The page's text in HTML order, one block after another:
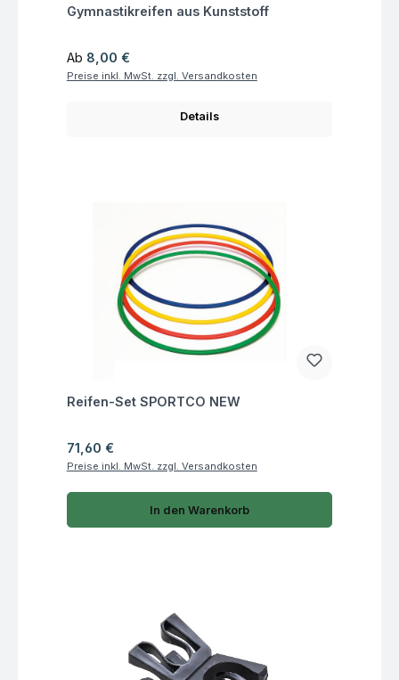
Fragen zum Artikel
Gymnastikreifen aus Kunststoff
Regulärer Preis:
Ab 8,00 €
Preise inkl. MwSt. zzgl. Versandkosten
Details
Fragen zum Artikel
Reifen-Set SPORTCO NEW
Regulärer Preis:
71,60 €
Preise inkl. MwSt. zzgl. Versandkosten
In den Warenkorb